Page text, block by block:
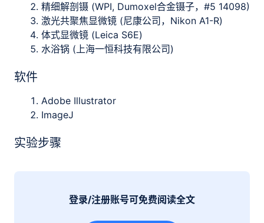
精细解剖镊 (WPI, Dumoxel合金镊子，#5 14098)
激光共聚焦显微镜 (尼康公司，Nikon A1-R)
体式显微镜 (Leica S6E)
水浴锅 (上海一恒科技有限公司)
软件
Adobe Illustrator
ImageJ
实验步骤
登录/注册账号可免费阅读全文